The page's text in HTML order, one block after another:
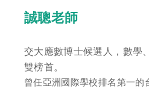
誠聰老師
交大應數博士候選人，數學
雙榜首。
曾任亞洲國際學校排名第一的